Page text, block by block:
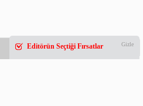
Editörün Seçtiği Fırsatlar Gizle